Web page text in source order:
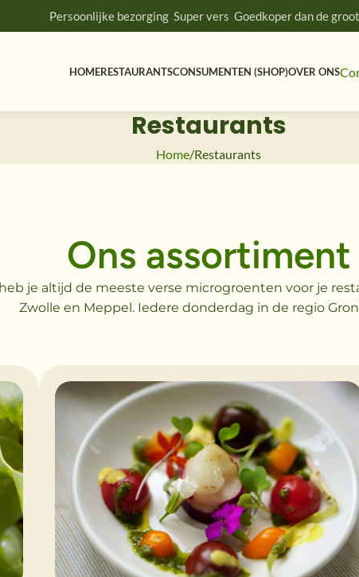
Persoonlijke bezorging Super vers Goedkoper dan de
HOMERESTAURANTSCONSUMENTEN (SHOP)OVER ONS
Restaurants
Home Restaurants
Ons assortiment
je altijd de meeste verse microgroenten voor je
Zwolle en Meppel. Iedere donderdag in de regio